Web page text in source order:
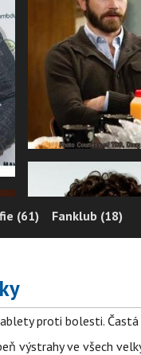
(61) Fanklub (18)
proti bolesti.
výstrahy ve všech